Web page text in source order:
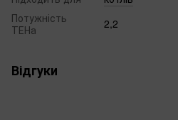
Потужність
ТЕНа
2,2
Відгуки